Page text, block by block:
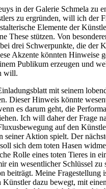
in der Galerie Schmela zu
zu ergründen, will ich der
Elemente der
These stützen. Von
drei Schwerpunkte, die der
Akzente könnten Hinweise
Publikum erzeugen und
will.
mit seinem
Dieser Hinweis könnte
es darum geht, die
Ich will daher der Frage
auf den
seiner Aktion spielt. Der
sich dem toten Hasen
Rolle eines toten Tieres in
ein wesentlicher Schlüssel zu
beiträgt. Meine Fragestellung
Künstler dazu bewegt, mit